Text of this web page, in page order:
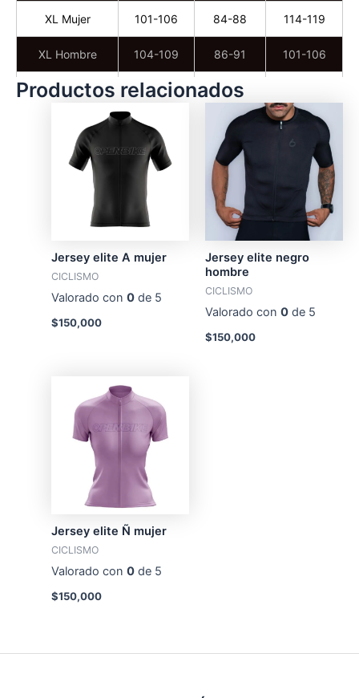
XL Mujer 101-106 84-88 114-119
XL Hombre 104-109 86-91 101-106
XXL Mujer 106-111 88-94
XXL Hombre 109-114 91-96 106-111
Productos relacionados
Jersey elite A mujer
CICLISMO
Valorado con 0de 5
$150,000
Jersey elite negro
hombre
CICLISMO
Valorado con 0de 5
$150,000
Jersey elite Ñ mujer
CICLISMO
Valorado con 0de 5
$150,000